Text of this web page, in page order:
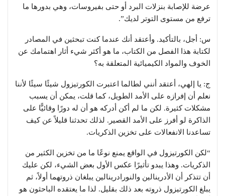
عرضة للإصابة بنزلات البرد أو حتى بفيروسات، وهي بدورها ما
ترفع من مستوى التوتر لديك”.
س: أجل، بالتأكيد. وأعتقد أنك عندما كنت تبحثين في المصادر
لكتابة هذا الفصل من الكتاب، ما هو أكثر شيء أثار اهتمامك عن
الخوف والمواد الكيميائية المتعلقة به؟
ج: يا إلهي، أعتقد أنني لطالما اعتبرت الكورتيزول شيئًا سيئًا لأننا
نعلم أن إفرازه على الأمد الطويل، كما قلت، يمكن أن يسبب
مشكلات كثيرة. لكن ما لم أكن أدركه هو أن له دورًا وقائيًّا على
الذاكرة لو أفرز على الأمد القصير. لذلك تحدثنا قليلاً عن كيف
تساعدنا الانفعالات على تخزين الذكريات.
“لكن الكورتيزول في الواقع يمنع نوعًا ما من تخزين الكثير من
الذكريات. وهذا يبدو تأثيرًا عكس الأول بعض الشيء، لكن عليك
أن تتذكر أن الأدرينالين والنورادرينالين يبلغان ذروتهما أولاً، ثم
يبلغ الكورتيزول ذروته بعد ذلك بقليل. لذا ما يعتقده الباحثون هو